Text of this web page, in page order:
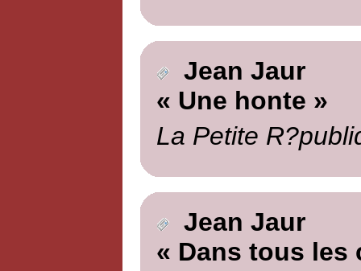
Jean Jaur
« Une honte »
La Petite
Jean Jaur
« Dans tous les